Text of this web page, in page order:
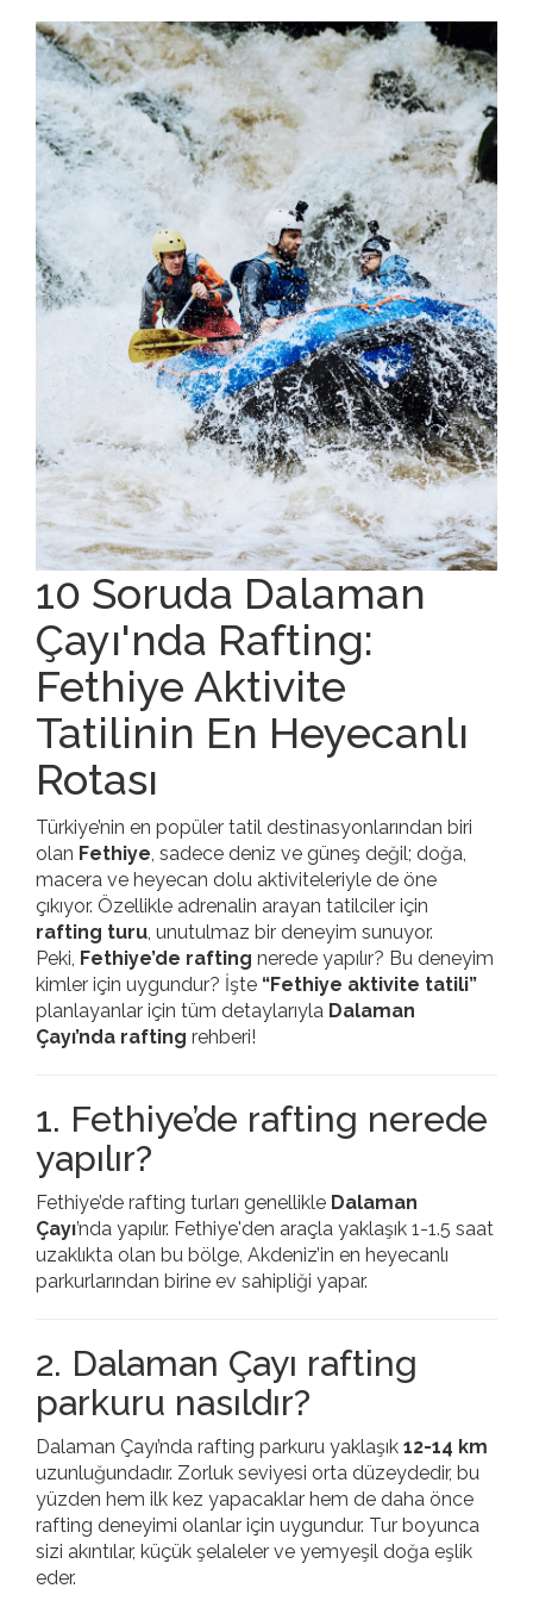
10 Soruda Dalaman
Çayı'nda Rafting:
Fethiye Aktivite
Tatilinin En Heyecanlı
Rotası
Türkiye’nin en popüler tatil destinasyonlarından biri
olan Fethiye, sadece deniz ve güneş değil; doğa,
macera ve heyecan dolu aktiviteleriyle de öne
çıkıyor. Özellikle adrenalin arayan tatilciler için
rafting turu, unutulmaz bir deneyim sunuyor.
Peki, Fethiye’de rafting nerede yapılır? Bu deneyim
kimler için uygundur? İşte “Fethiye aktivite tatili”
planlayanlar için tüm detaylarıyla Dalaman
Çayı’nda rafting rehberi!
1. Fethiye’de rafting nerede
yapılır?
Fethiye’de rafting turları genellikle Dalaman
Çayı’nda yapılır. Fethiye'den araçla yaklaşık 1-1.5 saat
uzaklıkta olan bu bölge, Akdeniz’in en heyecanlı
parkurlarından birine ev sahipliği yapar.
2. Dalaman Çayı rafting
parkuru nasıldır?
Dalaman Çayı’nda rafting parkuru yaklaşık 12-14 km
uzunluğundadır. Zorluk seviyesi orta düzeydedir, bu
yüzden hem ilk kez yapacaklar hem de daha önce
rafting deneyimi olanlar için uygundur. Tur boyunca
sizi akıntılar, küçük şelaleler ve yemyeşil doğa eşlik
eder.